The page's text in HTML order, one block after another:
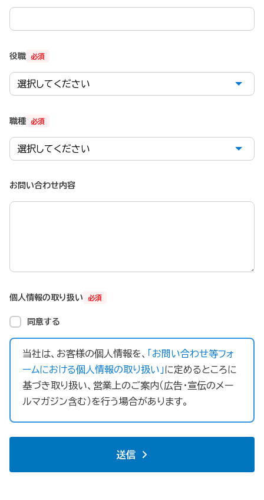
必須
役職
必須
職種
お問い合わせ内容
必須
個人情報の取り扱い
同意する
当社は、お客様の個人情報を、
「お問い合わせ等フォ
ームにおける個人情報の取り扱い」に定めるところに
基づき取り扱い、営業上のご案内（広告・宣伝のメー
ルマガジン含む）を行う場合があります。
送信